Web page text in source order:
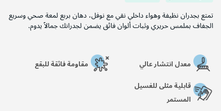
تمتع بجدران نظيفة وهواء داخلي نقي مع نوفل، دهان بربع لمعة صحي وسريع
الجفاف بملمس حريري وثبات ألوان فائق يضمن لجدرانك جمالاً يدوم.
معدل انتشار عالي
مقاومة فائقة للبقع
قابلية مثلى للغسيل
المستمر